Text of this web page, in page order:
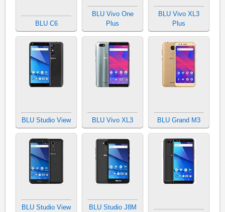
BLU C6
BLU Vivo One
Plus
BLU Vivo XL3
Plus
BLU Studio View BLU Vivo XL3 BLU Grand M3
BLU Studio View
BLU Studio J8M